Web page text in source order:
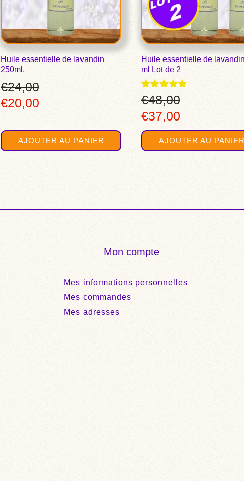
Huile essentielle de lavandin
250ml.
€24,00
Le
initial
était :
€20,00
actuel
est :
AJOUTER AU PANIER
Huile essentielle de
ml Lot de 2
Note
4.75
sur 5
€48,00
Le
prix
initial
€37,00
prix
actuel
AJOUTER AU
Mon compte
Mes informations personnelles
Mes commandes
Mes adresses